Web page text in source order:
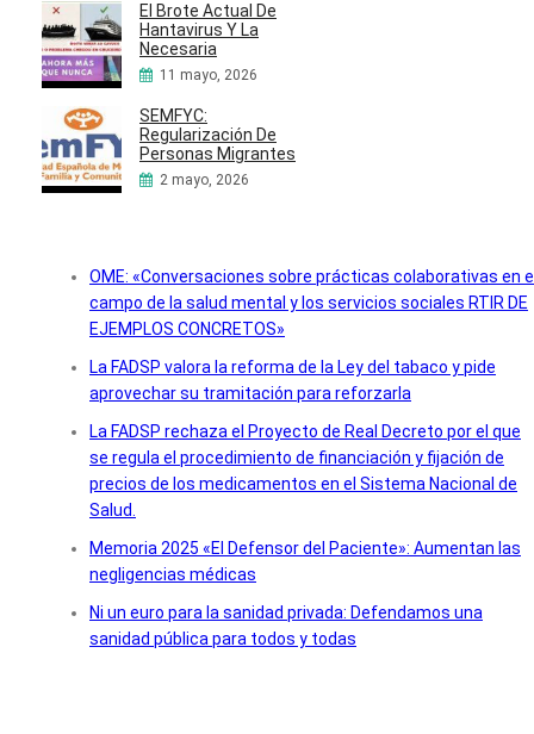
El Brote Actual De
Hantavirus Y La
Necesaria
11 mayo, 2026
SEMFYC:
Regularización De
Personas Migrantes
2 mayo, 2026
OME: «Conversaciones sobre prácticas colaborativas en
campo de la salud mental y los servicios sociales RTIR DE
EJEMPLOS CONCRETOS»
La FADSP valora la reforma de la Ley del tabaco y pide
aprovechar su tramitación para reforzarla
La FADSP rechaza el Proyecto de Real Decreto por el que
se regula el procedimiento de financiación y fijación de
precios de los medicamentos en el Sistema Nacional de
Salud.
Memoria 2025 «El Defensor del Paciente»: Aumentan las
negligencias médicas
Ni un euro para la sanidad privada: Defendamos una
sanidad pública para todos y todas